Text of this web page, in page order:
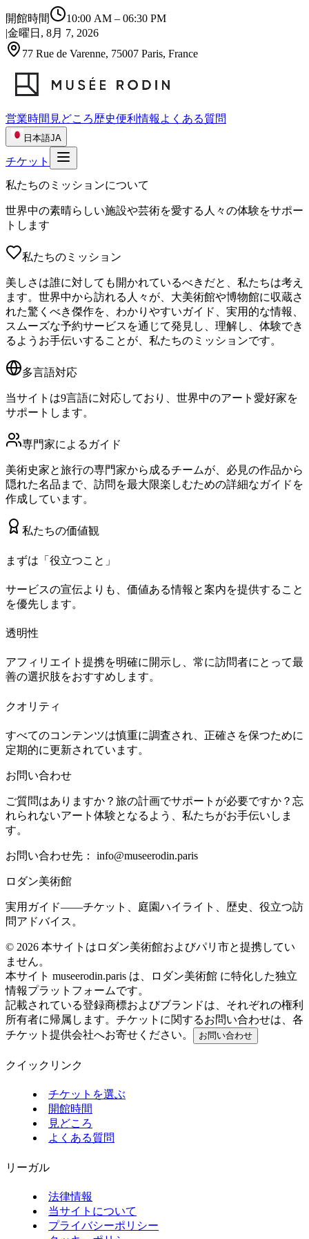
開館時間 10:00 AM – 06:30 PM
|金曜日, 8月 7, 2026
77 Rue de Varenne, 75007 Paris, France
営業時間 見どころ歴史便利情報 よくある質問
日本語JA
チケット
私たちのミッションについて
世界中の素晴らしい施設や芸術を愛する人々の体験をサポー
トします
私たちのミッション
美しさは誰に対しても開かれているべきだと、私たちは考え
ます。世界中から訪れる人々が、大美術館や博物館に収蔵さ
れた驚くべき傑作を、わかりやすいガイド、実用的な情報、
スムーズな予約サービスを通じて発見し、理解し、体験でき
るようお手伝いすることが、私たちのミッションです。
多言語対応
当サイトは9言語に対応しており、世界中のアート愛好家を
サポートします。
専門家によるガイド
美術史家と旅行の専門家から成るチームが、必見の作品から
隠れた名品まで、訪問を最大限楽しむための詳細なガイドを
作成しています。
私たちの価値観
まずは「役立つこと」
サービスの宣伝よりも、価値ある情報と案内を提供すること
を優先します。
透明性
アフィリエイト提携を明確に開示し、常に訪問者にとって最
善の選択肢をおすすめします。
クオリティ
すべてのコンテンツは慎重に調査され、正確さを保つために
定期的に更新されています。
お問い合わせ
ご質問はありますか？旅の計画でサポートが必要ですか？忘
れられないアート体験となるよう、私たちがお手伝いしま
す。
お問い合わせ先： info@museerodin.paris
ロダン美術館
実用ガイド——チケット、庭園ハイライト、歴史、役立つ訪
問アドバイス。
© 2026 本サイトはロダン美術館およびパリ市と提携してい
ません。
本サイト museerodin.paris は、ロダン美術館 に特化した独立
情報プラットフォームです。
記載されている登録商標およびブランドは、それぞれの権利
所有者に帰属します。チケットに関するお問い合わせは、各
チケット提供会社へお寄せください。
お問い合わせ
クイックリンク
チケットを選ぶ
開館時間
見どころ
よくある質問
リーガル
法律情報
当サイトについて
プライバシーポリシー